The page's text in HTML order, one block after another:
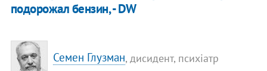
подорожал бензин, - DW
Семен Глузман, дисидент, психіатр